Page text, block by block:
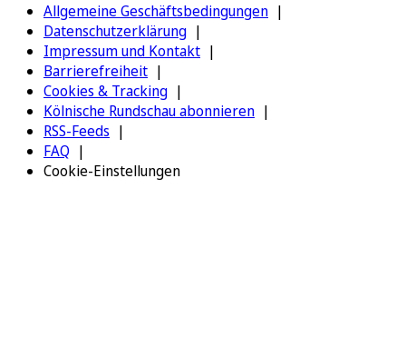
Allgemeine Geschäftsbedingungen
Datenschutzerklärung
Impressum und Kontakt
Barrierefreiheit
Cookies & Tracking
Kölnische Rundschau abonnieren
RSS-Feeds
FAQ
Cookie-Einstellungen